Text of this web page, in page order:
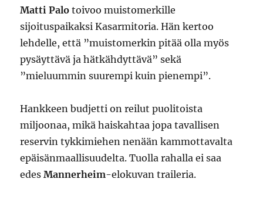
Matti Palo toivoo muistomerkille
sijoituspaikaksi Kasarmitoria. Hän kertoo
lehdelle, että ”muistomerkin pitää olla myös
pysäyttävä ja hätkähdyttävä” sekä
”mieluummin suurempi kuin pienempi”.
Hankkeen budjetti on reilut puolitoista
miljoonaa, mikä haiskahtaa jopa tavallisen
reservin tykkimiehen nenään kammottavalta
epäisänmaallisuudelta. Tuolla rahalla ei saa
edesMannerheim-elokuvan traileria.